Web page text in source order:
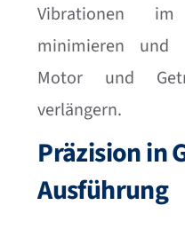
Vibrationen
minimieren und
Motor und
verlängern.
Präzision in
Ausführung